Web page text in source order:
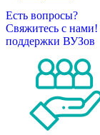
Есть вопросы?
Свяжитесь с нами!
поддержки ВУЗов